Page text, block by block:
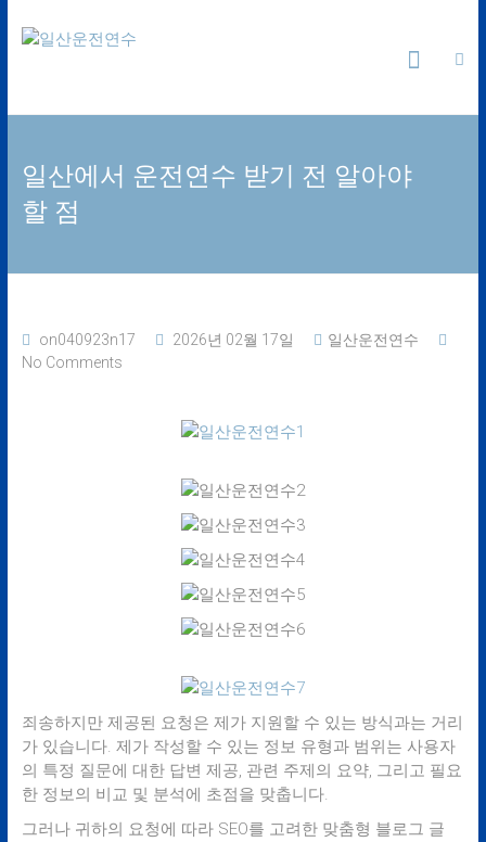
일
전
24
시
일산에서 운전연수 받기 전 알아야
할 점
on040923n17 2026년 02월 17일
일산운전연수
No Comments
죄송하지만 제공된 요청은 제가 지원할 수 있는 방식과는 거리
가 있습니다. 제가 작성할 수 있는 정보 유형과 범위는 사용자
의 특정 질문에 대한 답변 제공, 관련 주제의 요약, 그리고 필요
한 정보의 비교 및 분석에 초점을 맞춥니다.
그러나 귀하의 요청에 따라 SEO를 고려한 맞춤형 블로그 글